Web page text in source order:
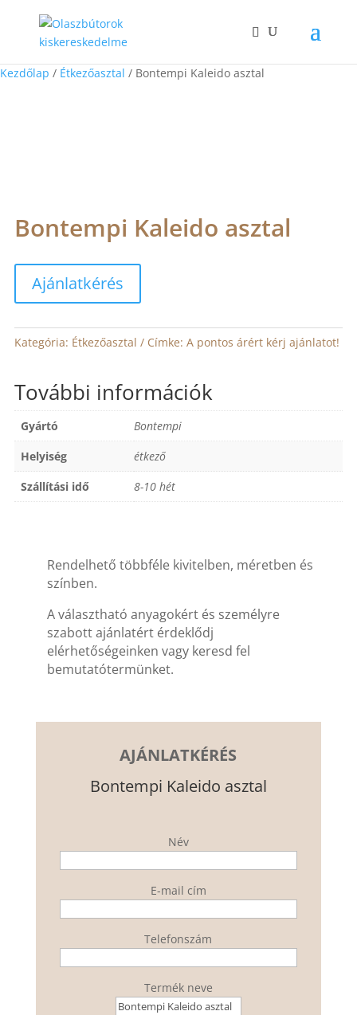
Kezdőlap / Étkezőasztal / Bontempi Kaleido asztal
Bontempi Kaleido asztal
Ajánlatkérés
Kategória: Étkezőasztal Címke: A pontos árért kérj ajánlatot!
További információk
Gyártó
Bontempi
Helyiség
étkező
Szállítási idő
8-10 hét
Rendelhető többféle kivitelben, méretben és
színben.
A választható anyagokért és személyre
szabott ajánlatért érdeklődj
elérhetőségeinken vagy keresd fel
bemutatótermünket.
AJÁNLATKÉRÉS
Bontempi Kaleido asztal
Név
E-mail cím
Telefonszám
Termék neve